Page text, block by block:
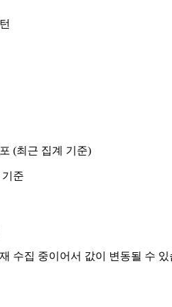
(최근 집계 기준)
준
수집 중이어서 값이 변동될 수 있